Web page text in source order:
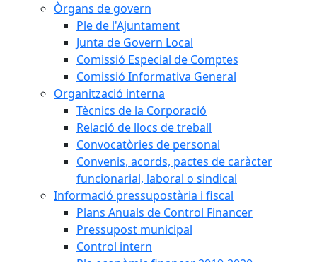
Òrgans de govern
Ple de l'Ajuntament
Junta de Govern Local
Comissió Especial de Comptes
Comissió Informativa General
Organització interna
Tècnics de la Corporació
Relació de llocs de treball
Convocatòries de personal
Convenis, acords, pactes de caràcter
funcionarial, laboral o sindical
Informació pressupostària i fiscal
Plans Anuals de Control Financer
Pressupost municipal
Control intern